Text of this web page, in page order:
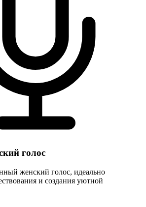
голос
женский голос, идеально
и создания уютной